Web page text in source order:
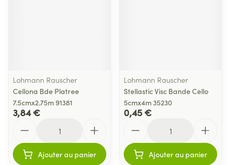
Lohmann Rauscher
Cellona Bde Platree
7.5cmx2.75m 91381
3,84 €
Ajouter au panier
Lohmann Rauscher
Stellastic Visc Bande Cello
5cmx4m 35230
0,45 €
Ajouter au panier